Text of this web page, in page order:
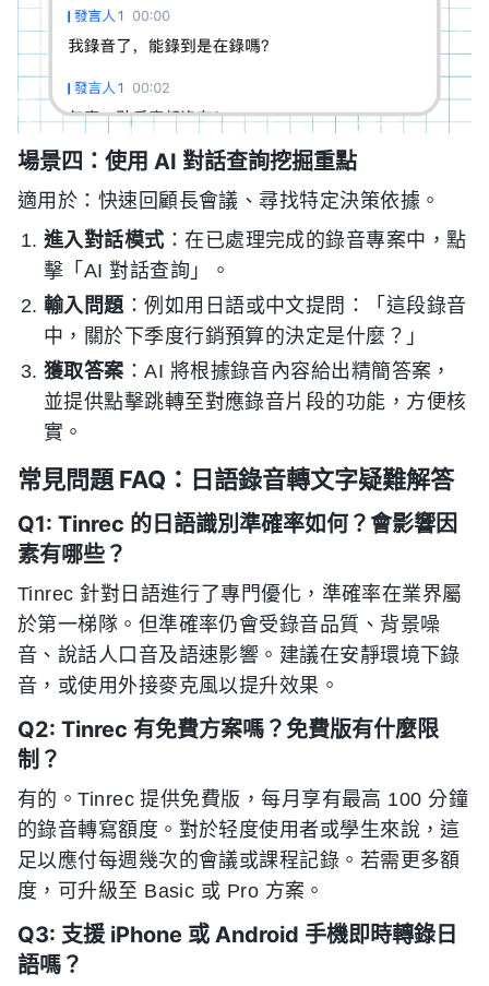
場景四：使用 AI 對話查詢挖掘重點
適用於：快速回顧長會議、尋找特定決策依據。
進入對話模式：在已處理完成的錄音專案中，點
擊「AI 對話查詢」。
輸入問題 ：例如用日語或中文提問：「這段錄音
中，關於下季度行銷預算的決定是什麼？」
獲取答案 ：AI 將根據錄音內容給出精簡答案，
並提供點擊跳轉至對應錄音片段的功能，方便核
實。
常見問題 FAQ：日語錄音轉文字疑難解答
Q1: Tinrec 的日語識別準確率如何？會影響因
素有哪些？
Tinrec 針對日語進行了專門優化，準確率在業界屬
於第一梯隊。但準確率仍會受錄音品質、背景噪
音、說話人口音及語速影響。建議在安靜環境下錄
音，或使用外接麥克風以提升效果。
Q2: Tinrec 有免費方案嗎？免費版有什麼限
制？
有的。Tinrec 提供免費版，每月享有最高 100 分鐘
的錄音轉寫額度。對於轻度使用者或學生來說，這
足以應付每週幾次的會議或課程記錄。若需更多額
度，可升級至 Basic 或 Pro 方案。
Q3: 支援 iPhone 或 Android 手機即時轉錄日
語嗎？